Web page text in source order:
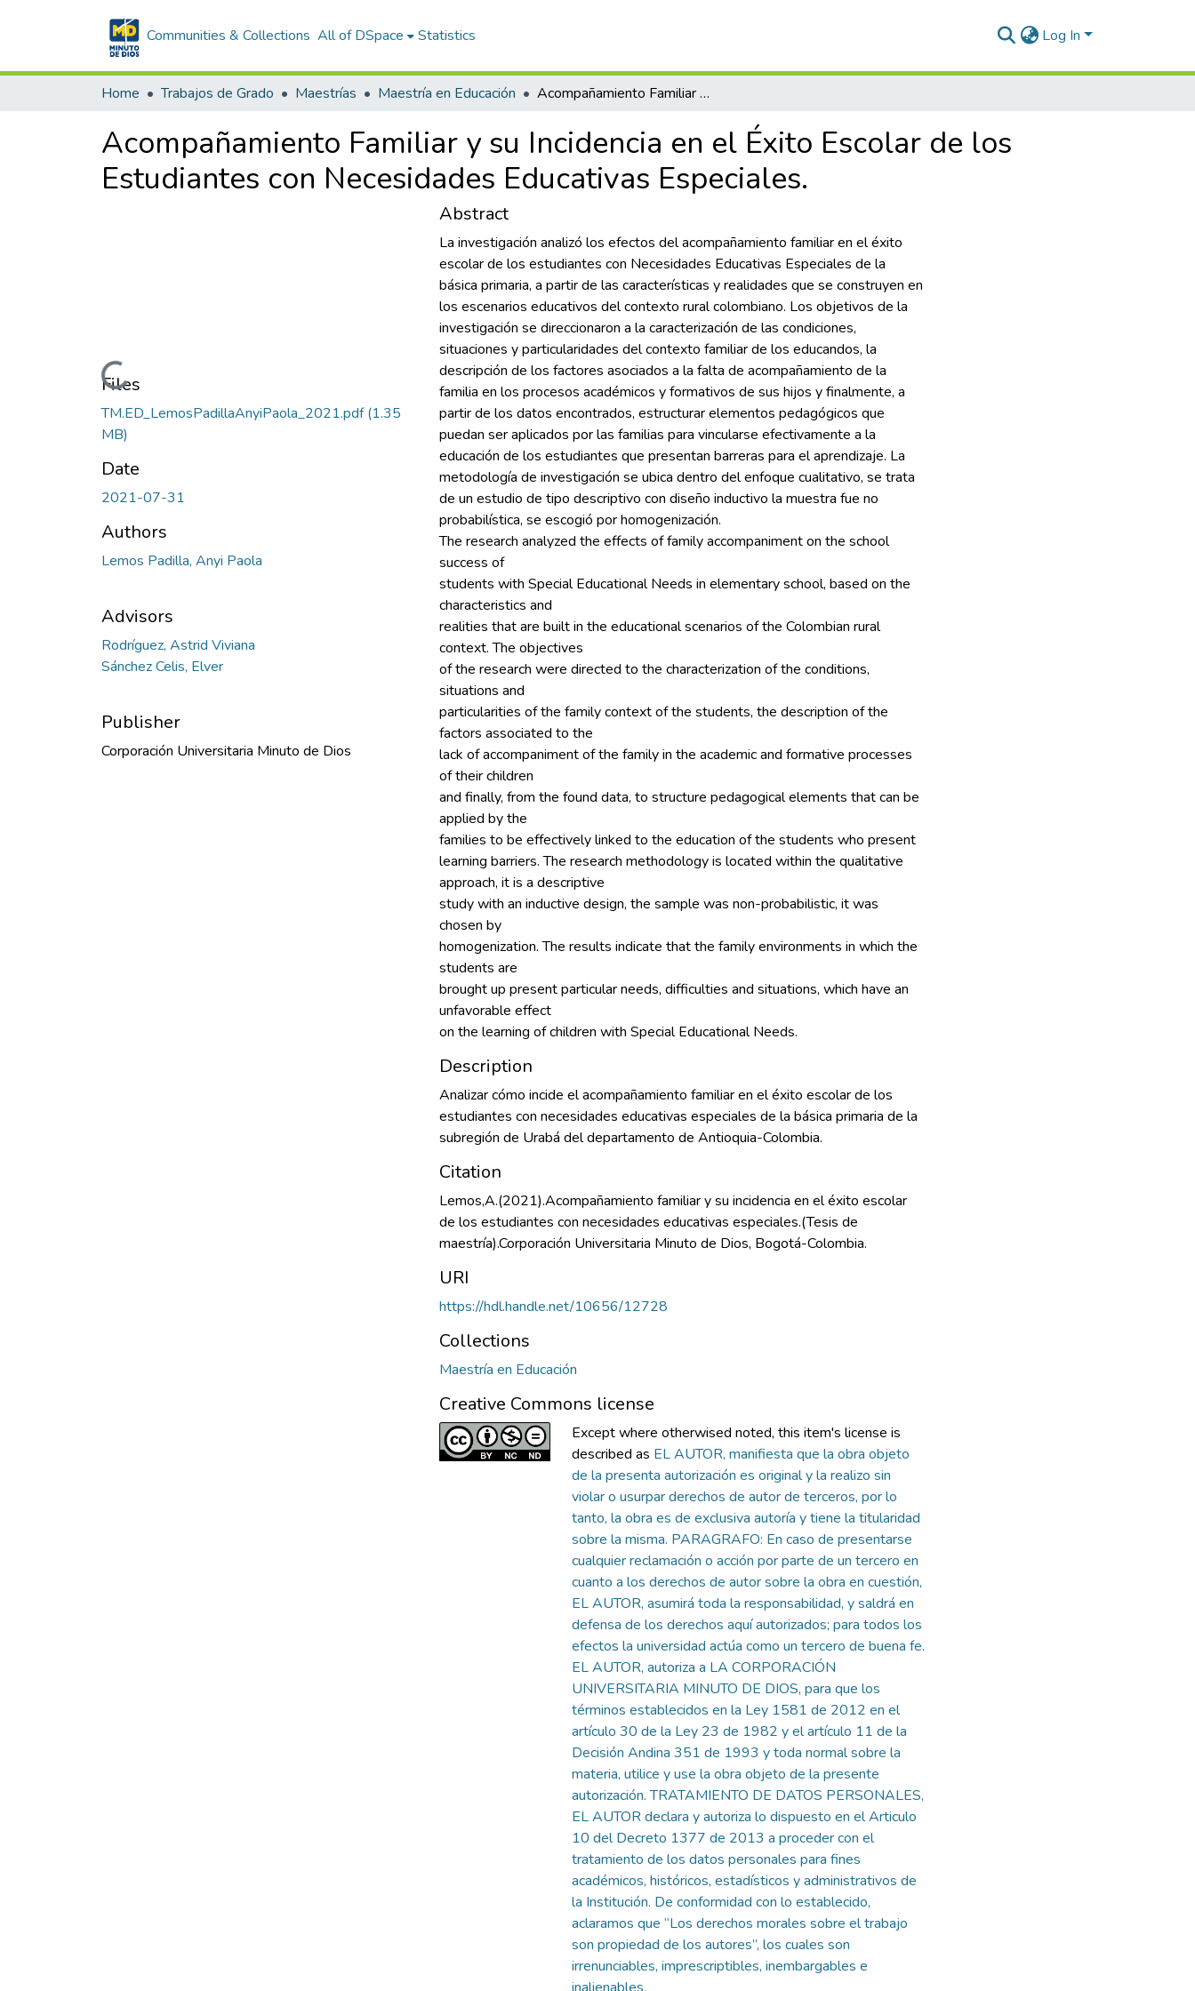
Communities & Collections All of DSpace Statistics Log In
Home Trabajos de Grado Maestrías Maestría en Educación Acompañamiento Familiar y su Incidencia en el Éxito Escolar de los Estudiantes con Necesidades Educativas Especiales.
Acompañamiento Familiar y su Incidencia en el Éxito Escolar de los
Estudiantes con Necesidades Educativas Especiales.
Loading...
Files
TM.ED_LemosPadillaAnyiPaola_2021.pdf(1.35
MB)
Date
2021-07-31
Authors
Lemos Padilla, Anyi Paola
Advisors
Rodríguez, Astrid Viviana
Sánchez Celis, Elver
Publisher
Corporación Universitaria Minuto de Dios
Abstract
La investigación analizó los efectos del acompañamiento familiar en el éxito
escolar de los estudiantes con Necesidades Educativas Especiales de la
básica primaria, a partir de las características y realidades que se construyen en
los escenarios educativos del contexto rural colombiano. Los objetivos de la
investigación se direccionaron a la caracterización de las condiciones,
situaciones y particularidades del contexto familiar de los educandos, la
descripción de los factores asociados a la falta de acompañamiento de la
familia en los procesos académicos y formativos de sus hijos y finalmente, a
partir de los datos encontrados, estructurar elementos pedagógicos que
puedan ser aplicados por las familias para vincularse efectivamente a la
educación de los estudiantes que presentan barreras para el aprendizaje. La
metodología de investigación se ubica dentro del enfoque cualitativo, se trata
de un estudio de tipo descriptivo con diseño inductivo la muestra fue no
probabilística, se escogió por homogenización.
The research analyzed the effects of family accompaniment on the school
success of
students with Special Educational Needs in elementary school, based on the
characteristics and
realities that are built in the educational scenarios of the Colombian rural
context. The objectives
of the research were directed to the characterization of the conditions,
situations and
particularities of the family context of the students, the description of the
factors associated to the
lack of accompaniment of the family in the academic and formative processes
of their children
and finally, from the found data, to structure pedagogical elements that can be
applied by the
families to be effectively linked to the education of the students who present
learning barriers. The research methodology is located within the qualitative
approach, it is a descriptive
study with an inductive design, the sample was non-probabilistic, it was
chosen by
homogenization. The results indicate that the family environments in which the
students are
brought up present particular needs, difficulties and situations, which have an
unfavorable effect
on the learning of children with Special Educational Needs.
Description
Analizar cómo incide el acompañamiento familiar en el éxito escolar de los
estudiantes con necesidades educativas especiales de la básica primaria de la
subregión de Urabá del departamento de Antioquia-Colombia.
Citation
Lemos,A.(2021).Acompañamiento familiar y su incidencia en el éxito escolar
de los estudiantes con necesidades educativas especiales.(Tesis de
maestría).Corporación Universitaria Minuto de Dios, Bogotá-Colombia.
URI
https://hdl.handle.net/10656/12728
Collections
Maestría en Educación
Creative Commons license
Except where otherwised noted, this item's license is
described as EL AUTOR, manifiesta que la obra objeto
de la presenta autorización es original y la realizo sin
violar o usurpar derechos de autor de terceros, por lo
tanto, la obra es de exclusiva autoría y tiene la titularidad
sobre la misma. PARAGRAFO: En caso de presentarse
cualquier reclamación o acción por parte de un tercero en
cuanto a los derechos de autor sobre la obra en cuestión,
EL AUTOR, asumirá toda la responsabilidad, y saldrá en
defensa de los derechos aquí autorizados; para todos los
efectos la universidad actúa como un tercero de buena fe.
EL AUTOR, autoriza a LA CORPORACIÓN
UNIVERSITARIA MINUTO DE DIOS, para que los
términos establecidos en la Ley 1581 de 2012 en el
artículo 30 de la Ley 23 de 1982 y el artículo 11 de la
Decisión Andina 351 de 1993 y toda normal sobre la
materia, utilice y use la obra objeto de la presente
autorización. TRATAMIENTO DE DATOS PERSONALES,
EL AUTOR declara y autoriza lo dispuesto en el Articulo
10 del Decreto 1377 de 2013 a proceder con el
tratamiento de los datos personales para fines
académicos, históricos, estadísticos y administrativos de
la Institución. De conformidad con lo establecido,
aclaramos que “Los derechos morales sobre el trabajo
son propiedad de los autores”, los cuales son
irrenunciables, imprescriptibles, inembargables e